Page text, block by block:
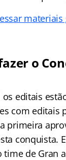
o
editais
com editais
primeira
conquista.
time de Gran